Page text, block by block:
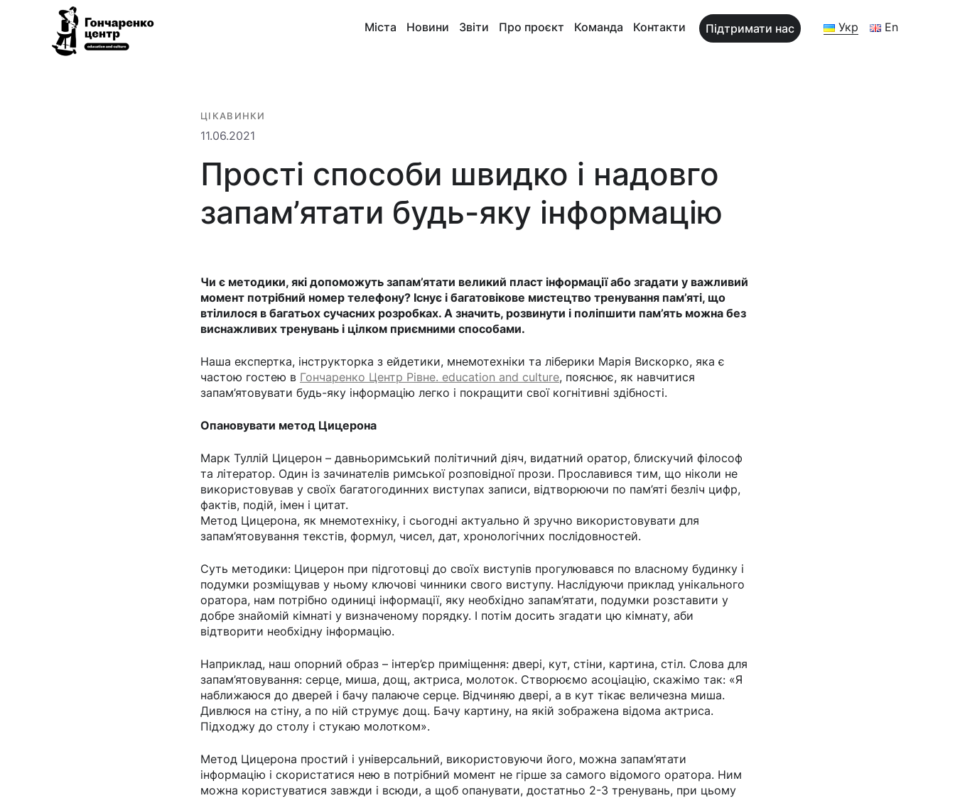
Гончаренко
Міста Новини Звіти Про проєкт Команда Контакти Підтримати нас Укр En
ЦІКАВИНКИ
11.06.2021
Прості способи швидко і надовго
запам’ятати будь-яку інформацію
Чи є методики, які допоможуть запам’ятати великий пласт інформації або згадати у важливий
момент потрібний номер телефону? Існує і багатовікове мистецтво тренування пам’яті, що
втілилося в багатьох сучасних розробках. А значить, розвинути і поліпшити пам’ять можна без
виснажливих тренувань і цілком приємними способами.
Наша експертка, інструкторка з ейдетики, мнемотехніки та ліберики Марія Вискорко, яка є
частою гостею в Гончаренко Центр Рівне. education and culture, пояснює, як навчитися
запам’ятовувати будь-яку інформацію легко і покращити свої когнітивні здібності.
Опановувати метод Цицерона
Марк Туллій Цицерон – давньоримський політичний діяч, видатний оратор, блискучий філософ
та літератор. Один із зачинателів римської розповідної прози. Прославився тим, що ніколи не
використовував у своїх багатогодинних виступах записи, відтворюючи по пам’яті безліч цифр,
фактів, подій, імен і цитат.
Метод Цицерона, як мнемотехніку, і сьогодні актуально й зручно використовувати для
запам’ятовування текстів, формул, чисел, дат, хронологічних послідовностей.
Суть методики: Цицерон при підготовці до своїх виступів прогулювався по власному будинку і
подумки розміщував у ньому ключові чинники свого виступу. Наслідуючи приклад унікального
оратора, нам потрібно одиниці інформації, яку необхідно запам’ятати, подумки розставити у
добре знайомій кімнаті у визначеному порядку. І потім досить згадати цю кімнату, аби
відтворити необхідну інформацію.
Наприклад, наш опорний образ – інтер’єр приміщення: двері, кут, стіни, картина, стіл. Слова для
запам’ятовування: серце, миша, дощ, актриса, молоток. Створюємо асоціацію, скажімо так: «Я
наближаюся до дверей і бачу палаюче серце. Відчиняю двері, а в кут тікає величезна миша.
Дивлюся на стіну, а по ній струмує дощ. Бачу картину, на якій зображена відома актриса.
Підходжу до столу і стукаю молотком».
Метод Цицерона простий і універсальний, використовуючи його, можна запам’ятати
інформацію і скористатися нею в потрібний момент не гірше за самого відомого оратора. Ним
можна користуватися завжди і всюди, а щоб опанувати, достатньо 2-3 тренувань, при цьому